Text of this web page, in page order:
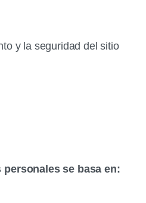
y la seguridad del sitio
se basa en: